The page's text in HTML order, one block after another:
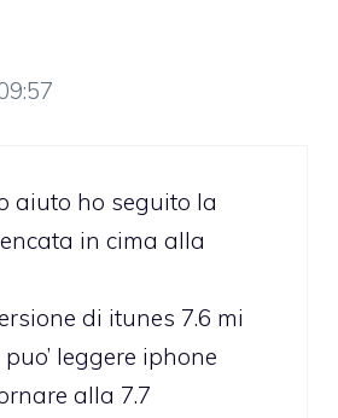
aiuto ho seguito la
in cima alla
di itunes 7.6 mi
leggere iphone
alla 7.7